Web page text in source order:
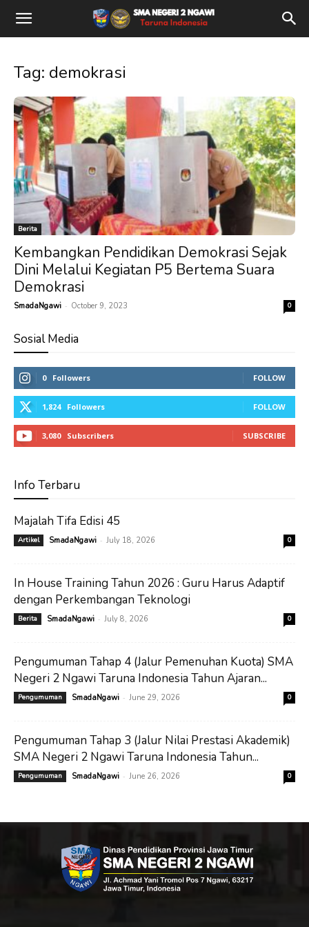
Tag: demokrasi
Berita
Kembangkan Pendidikan Demokrasi Sejak
Dini Melalui Kegiatan P5 Bertema Suara
Demokrasi
SmadaNgawi - October 9, 2023 0
Sosial Media
0 Followers FOLLOW
1,824 Followers FOLLOW
3,080 Subscribers SUBSCRIBE
Info Terbaru
Majalah Tifa Edisi 45
Artikel SmadaNgawi - July 18, 2026 0
In House Training Tahun 2026 : Guru Harus Adaptif
dengan Perkembangan Teknologi
Berita SmadaNgawi - July 8, 2026 0
Pengumuman Tahap 4 (Jalur Pemenuhan Kuota) SMA
Negeri 2 Ngawi Taruna Indonesia Tahun Ajaran...
Pengumuman SmadaNgawi - June 29, 2026 0
Pengumuman Tahap 3 (Jalur Nilai Prestasi Akademik)
SMA Negeri 2 Ngawi Taruna Indonesia Tahun...
Pengumuman SmadaNgawi - June 26, 2026 0